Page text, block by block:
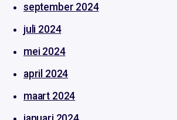
september 2024
juli 2024
mei 2024
april 2024
maart 2024